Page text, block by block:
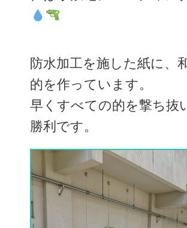
防水加工を施した紙に、
的を作っています。
早くすべての的を撃ち抜
勝利です。